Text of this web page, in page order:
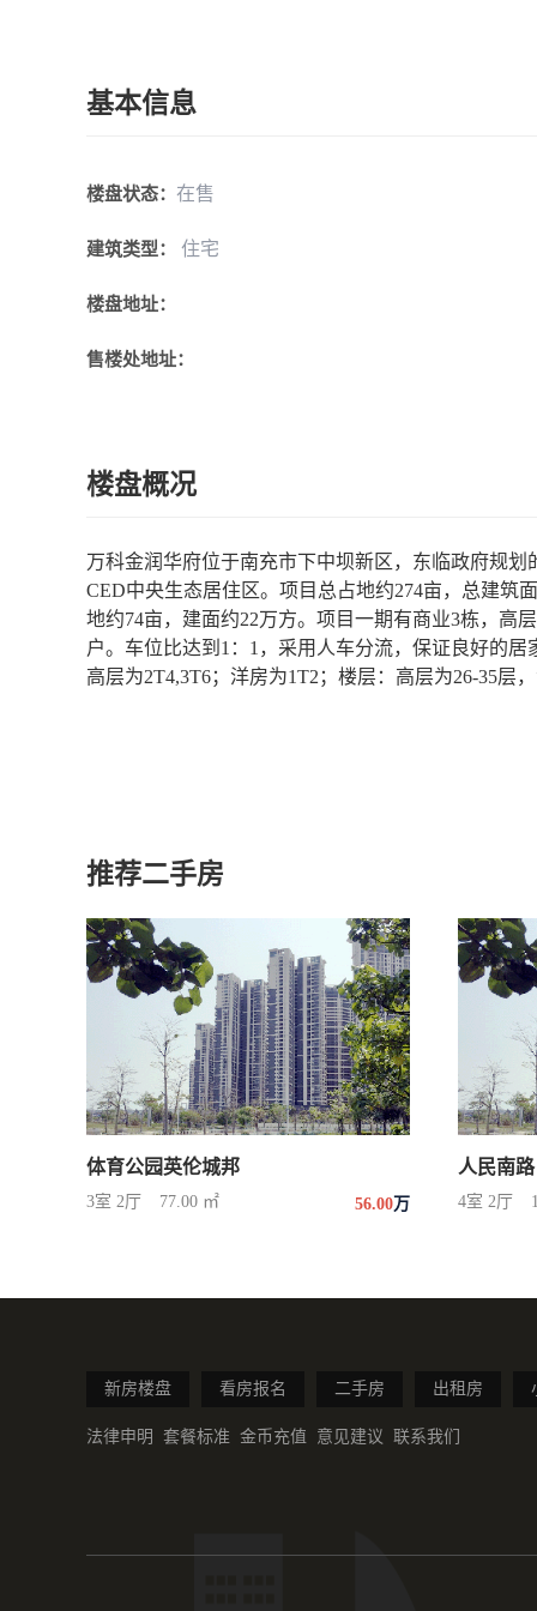
基本信息
楼盘状态： 在售
建筑类型： 住宅
楼盘地址：
售楼处地址：
楼盘概况
万科金润华府位于南充市下中坝新区，东临政府规
CED中央生态居住区。项目总占地约274亩，总建筑
地约74亩，建面约22万方。项目一期有商业3栋，高
户。车位比达到1：1，采用人车分流，保证良好的
高层为2T4,3T6；洋房为1T2；楼层：高层为26-35层
推荐二手房
体育公园英伦城邦
3室 2厅 77.00 ㎡ 56.00万
人民南路
4室 2厅
新房楼盘 看房报名 二手房 出租房
法律申明 套餐标准 金币充值 意见建议 联系我们